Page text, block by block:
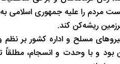
مردم را علیه جمهوری اسلامی به
ریشه‌کن کند.
مسلح و اداره کشور بر نظم
بود و با وحدت و انسجام، مطلقاً